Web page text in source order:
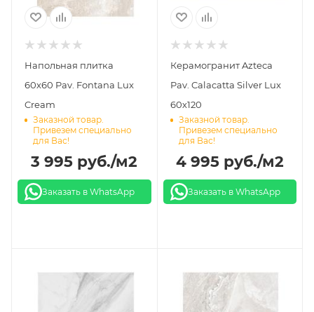
Напольная плитка
60х60 Pav. Fontana Lux
Cream
Заказной товар.
Привезем специально
для Вас!
3 995 руб./м2
Заказать в WhatsApp
Керамогранит Azteca
Pav. Calacatta Silver Lux
60х120
Заказной товар.
Привезем специально
для Вас!
4 995руб./м2
Заказать в WhatsApp